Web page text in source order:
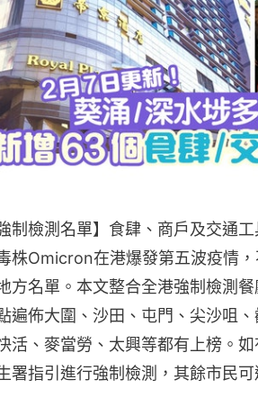
強制檢測名單】食肆、商戶及交通
株Omicron在港爆發第五波疫情
方名單。本文整合全港強制檢測
遍佈大圍、沙田、屯門、尖沙咀
活、麥當勞、太興等都有上榜。
署指引進行強制檢測，其餘市民